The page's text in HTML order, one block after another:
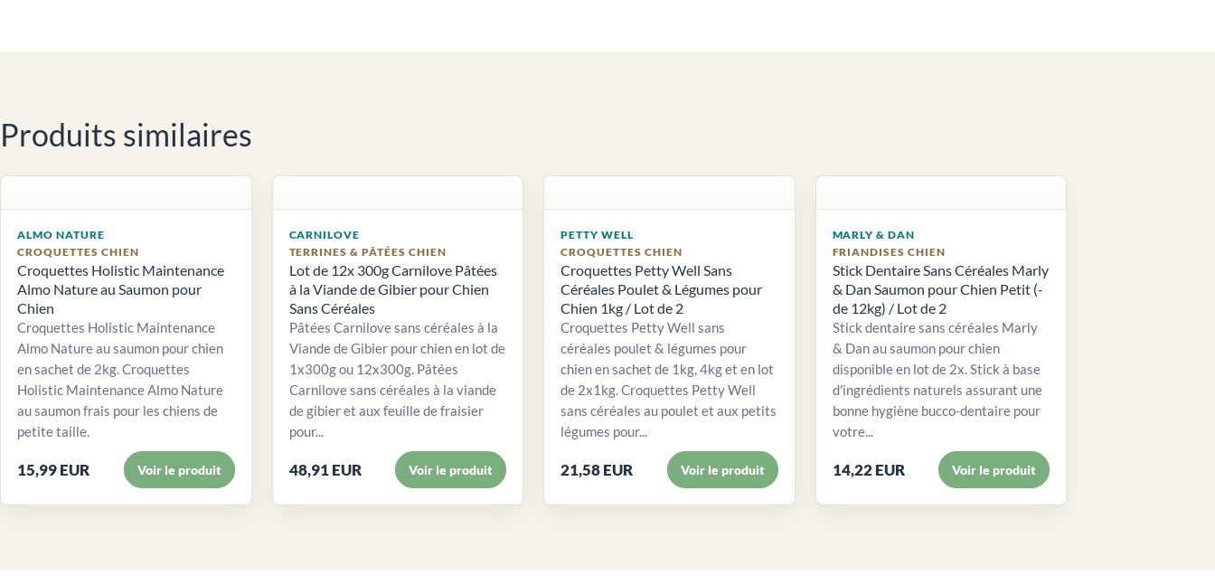
Produits similaires
ALMO NATURE
CROQUETTES CHIEN
Croquettes Holistic Maintenance
Almo Nature au Saumon pour
Chien
Croquettes Holistic Maintenance
Almo Nature au saumon pour chien
en sachet de 2kg. Croquettes
Holistic Maintenance Almo Nature
au saumon frais pour les chiens de
petite taille.
15,99 EUR Voir le produit
CARNILOVE
TERRINES & PÂTÉES CHIEN
Lot de 12x 300g Carnilove Pâtées
à la Viande de Gibier pour Chien
Sans Céréales
Pâtées Carnilove sans céréales à la
Viande de Gibier pour chien en lot de
1x300g ou 12x300g. Pâtées
Carnilove sans céréales à la viande
de gibier et aux feuille de fraisier
pour...
48,91 EUR Voir le produit
PETTY WELL
CROQUETTES CHIEN
Croquettes Petty Well Sans
Céréales Poulet & Légumes pour
Chien 1kg / Lot de 2
Croquettes Petty Well sans
céréales poulet & légumes pour
chien en sachet de 1kg, 4kg et en lot
de 2x1kg. Croquettes Petty Well
sans céréales au poulet et aux petits
légumes pour...
21,58 EUR Voir le produit
MARLY & DAN
FRIANDISES CHIEN
Stick Dentaire Sans Céréales Marly
& Dan Saumon pour Chien Petit (-
de 12kg) / Lot de 2
Stick dentaire sans céréales Marly
& Dan au saumon pour chien
disponible en lot de 2x. Stick à base
d'ingrédients naturels assurant une
bonne hygiène bucco-dentaire pour
votre...
14,22 EUR Voir le produit